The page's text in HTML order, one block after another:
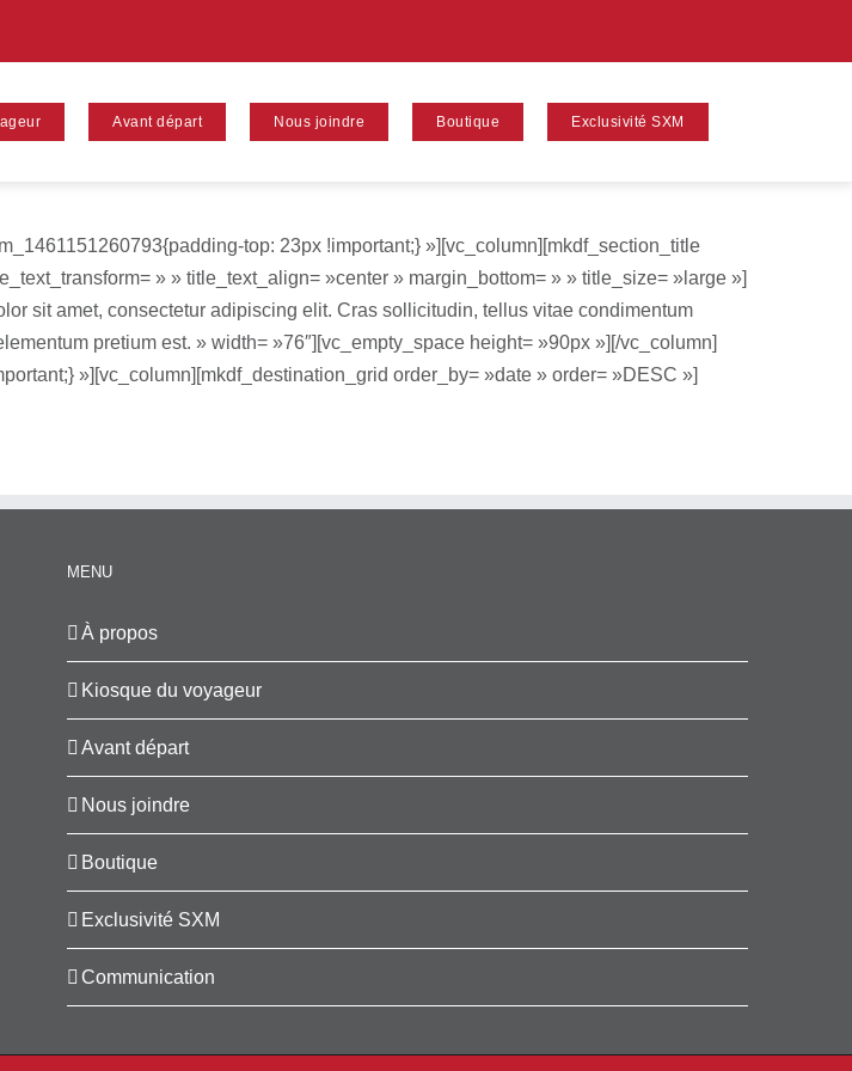
Avant départ Nous joindre Boutique Exclusivité SXM
top: 23px !important;} »][vc_column][mkdf_section_title
» » title_text_align= »center » margin_bottom= » » title_size= »large »]
sit amet, consectetur adipiscing elit. Cras sollicitudin, tellus vitae condimentum
pretium est. » width= »76″][vc_empty_space height= »90px »][/vc_column]
»][vc_column][mkdf_destination_grid order_by= »date » order= »DESC »]
MENU
À propos
Kiosque du voyageur
Avant départ
Nous joindre
Boutique
Exclusivité SXM
Communication